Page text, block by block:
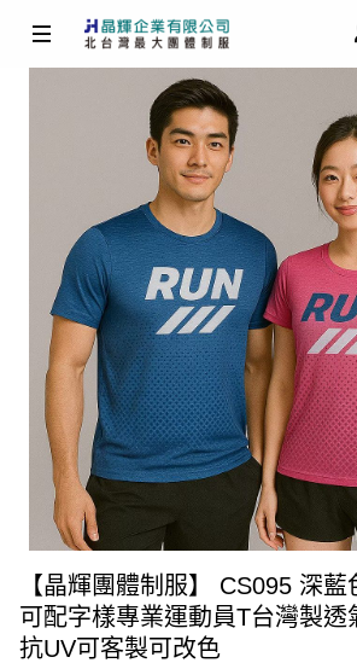
【晶輝團體制服】 CS095 深藍色/桃紅色胸前
可配字樣專業運動員T台灣製透
抗UV可客製可改色